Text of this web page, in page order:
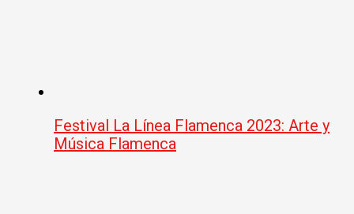
Festival La Línea Flamenca 2023: Arte y
Música Flamenca